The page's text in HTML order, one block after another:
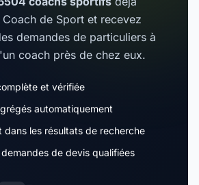
de Sport et recevez
demandes de particuliers à
coach près de chez eux.
et vérifiée
automatiquement
dans les résultats de recherche
de devis qualifiées